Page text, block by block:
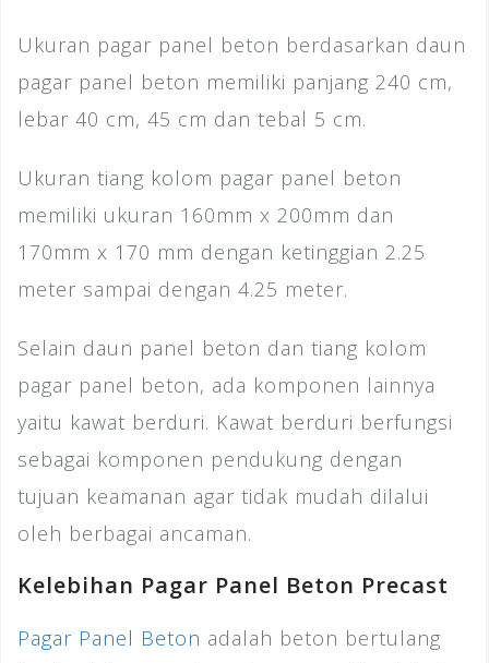
Ukuran pagar panel beton berdasarkan daun
pagar panel beton memiliki panjang 240 cm,
lebar 40 cm, 45 cm dan tebal 5 cm.
Ukuran tiang kolom pagar panel beton
memiliki ukuran 160mm x 200mm dan
170mm x 170 mm dengan ketinggian 2.25
meter sampai dengan 4.25 meter.
Selain daun panel beton dan tiang kolom
pagar panel beton, ada komponen lainnya
yaitu kawat berduri. Kawat berduri berfungsi
sebagai komponen pendukung dengan
tujuan keamanan agar tidak mudah dilalui
oleh berbagai ancaman.
Kelebihan Pagar Panel Beton Precast
Pagar Panel Beton adalah beton bertulang